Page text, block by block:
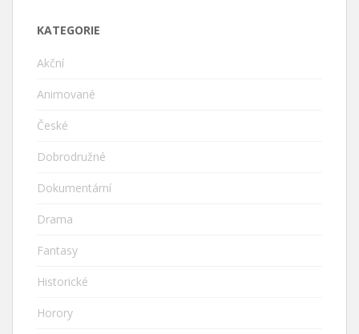
KATEGORIE
Akční
Animované
České
Dobrodružné
Dokumentární
Drama
Fantasy
Historické
Horory